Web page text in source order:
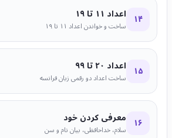
۱۴ اعداد ۱۱ تا ۱۹
ساخت و خواندن اعداد ۱۱ تا ۱۹
۱۵ اعداد ۲۰ تا ۹۹
ساخت اعداد دو رقمی زبان فرانسه
۱۶ معرفی کردن خود
سلام، خداحافظی، بیان نام و سن